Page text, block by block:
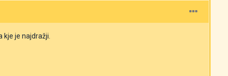
je najdražji.